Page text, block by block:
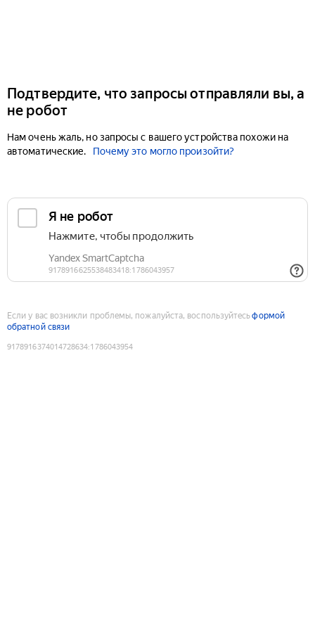
Подтвердите, что запросы отправляли вы, а
не робот
Нам очень жаль, но запросы с вашего устройства похожи на
автоматические.
Почему это могло произойти?
Если у вас возникли проблемы, пожалуйста, воспользуйтесьформой
обратной связи
9178916374014728634:1786043954